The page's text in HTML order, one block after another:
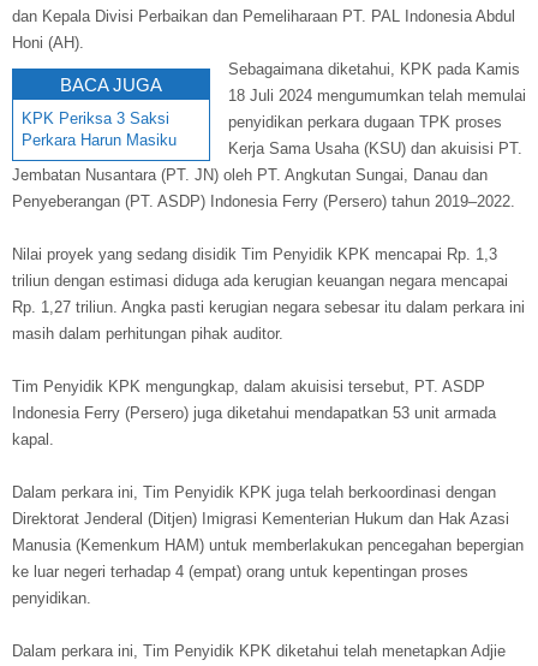
dan Kepala Divisi Perbaikan dan Pemeliharaan PT. PAL Indonesia Abdul
Honi (AH).
BACA JUGA
KPK Periksa 3 Saksi
Perkara Harun Masiku
Sebagaimana diketahui, KPK pada Kamis
18 Juli 2024 mengumumkan telah memulai
penyidikan perkara dugaan TPK proses
Kerja Sama Usaha (KSU) dan akuisisi PT.
Jembatan Nusantara (PT. JN) oleh PT. Angkutan Sungai, Danau dan
Penyeberangan (PT. ASDP) Indonesia Ferry (Persero) tahun 2019–2022.
Nilai proyek yang sedang disidik Tim Penyidik KPK mencapai Rp. 1,3
triliun dengan estimasi diduga ada kerugian keuangan negara mencapai
Rp. 1,27 triliun. Angka pasti kerugian negara sebesar itu dalam perkara ini
masih dalam perhitungan pihak auditor.
Tim Penyidik KPK mengungkap, dalam akuisisi tersebut, PT. ASDP
Indonesia Ferry (Persero) juga diketahui mendapatkan 53 unit armada
kapal.
Dalam perkara ini, Tim Penyidik KPK juga telah berkoordinasi dengan
Direktorat Jenderal (Ditjen) Imigrasi Kementerian Hukum dan Hak Azasi
Manusia (Kemenkum HAM) untuk memberlakukan pencegahan bepergian
ke luar negeri terhadap 4 (empat) orang untuk kepentingan proses
penyidikan.
Dalam perkara ini, Tim Penyidik KPK diketahui telah menetapkan Adjie